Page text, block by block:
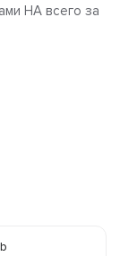
HA всего за